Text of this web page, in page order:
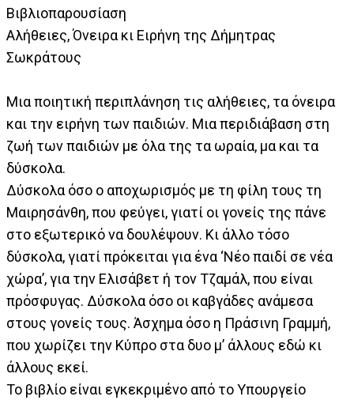
Βιβλιοπαρουσίαση
Αλήθειες, Όνειρα κι Ειρήνη της Δήμητρας
Σωκράτους
Μια ποιητική περιπλάνηση τις αλήθειες, τα όνειρα
και την ειρήνη των παιδιών. Μια περιδιάβαση στη
ζωή των παιδιών με όλα της τα ωραία, μα και τα
δύσκολα.
Δύσκολα όσο ο αποχωρισμός με τη φίλη τους τη
Μαιρησάνθη, που φεύγει, γιατί οι γονείς της πάνε
στο εξωτερικό να δουλέψουν. Κι άλλο τόσο
δύσκολα, γιατί πρόκειται για ένα ‘Νέο παιδί σε νέα
χώρα’, για την Ελισάβετ ή τον Τζαμάλ, που είναι
πρόσφυγας. Δύσκολα όσο οι καβγάδες ανάμεσα
στους γονείς τους. Άσχημα όσο η Πράσινη Γραμμή,
που χωρίζει την Κύπρο στα δυο μ’ άλλους εδώ κι
άλλους εκεί.
Το βιβλίο είναι εγκεκριμένο από το Υπουργείο